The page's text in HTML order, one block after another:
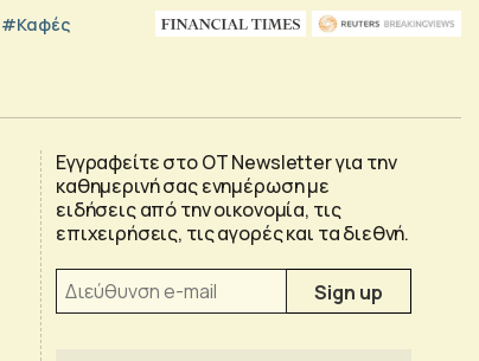
#καφές
Εγγραφείτε στο OT Newsletter για την
καθημερινή σας ενημέρωση με
ειδήσεις από την οικονομία, τις
επιχειρήσεις, τις αγορές και τα διεθνή.